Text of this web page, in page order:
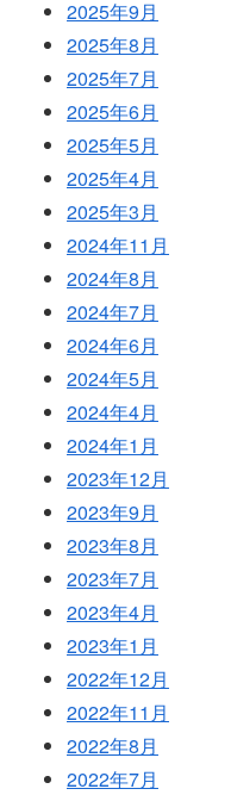
2025年9月
2025年8月
2025年7月
2025年6月
2025年5月
2025年4月
2025年3月
2024年11月
2024年8月
2024年7月
2024年6月
2024年5月
2024年4月
2024年1月
2023年12月
2023年9月
2023年8月
2023年7月
2023年4月
2023年1月
2022年12月
2022年11月
2022年8月
2022年7月